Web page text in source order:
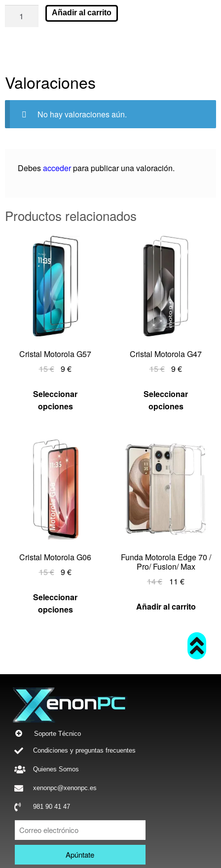
Añadir al carrito
Valoraciones
No hay valoraciones aún.
Debesaccederpara publicar una valoración.
Productos relacionados
Cristal Motorola G57
15€ 9€
Seleccionar
opciones
Cristal Motorola G47
15€ 9€
Seleccionar
opciones
Cristal Motorola G06
15€ 9€
Seleccionar
opciones
Funda Motorola Edge 70 /
Pro/ Fusion/ Max
14€ 11 €
Añadir al carrito
Soporte Técnico
Condiciones y preguntas frecuentes
Quienes Somos
xenonpc@xenonpc.es
981 90 41 47
Apúntate